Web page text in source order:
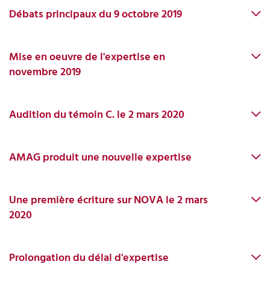
Débats principaux du 9 octobre 2019
Mise en oeuvre de l'expertise en
novembre 2019
Audition du témoin C. le 2 mars 2020
AMAG produit une nouvelle expertise
Une première écriture sur NOVA le 2 mars
2020
Prolongation du délai d'expertise